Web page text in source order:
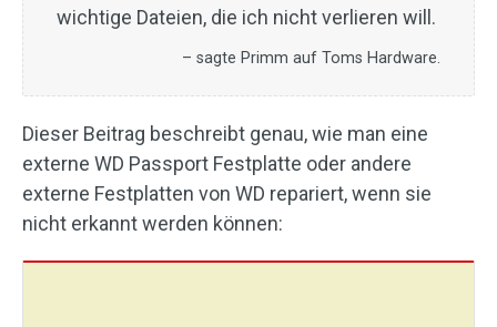
wichtige Dateien, die ich nicht verlieren will.
– sagte Primm auf Toms Hardware.
Dieser Beitrag beschreibt genau, wie man eine
externe WD Passport Festplatte oder andere
externe Festplatten von WD repariert, wenn sie
nicht erkannt werden können: